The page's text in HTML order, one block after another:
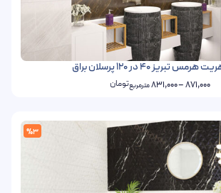
تبریز 40 در 120 پرسلان براق
871,000
–
831,000مترمربعتومان
%3